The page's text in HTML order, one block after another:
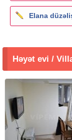
Elana
Həyət evi /